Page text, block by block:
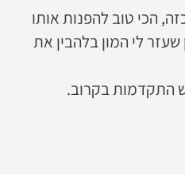
הכי טוב להפנות אותו
לי המון בלהבין את
התקדמות בקרוב.